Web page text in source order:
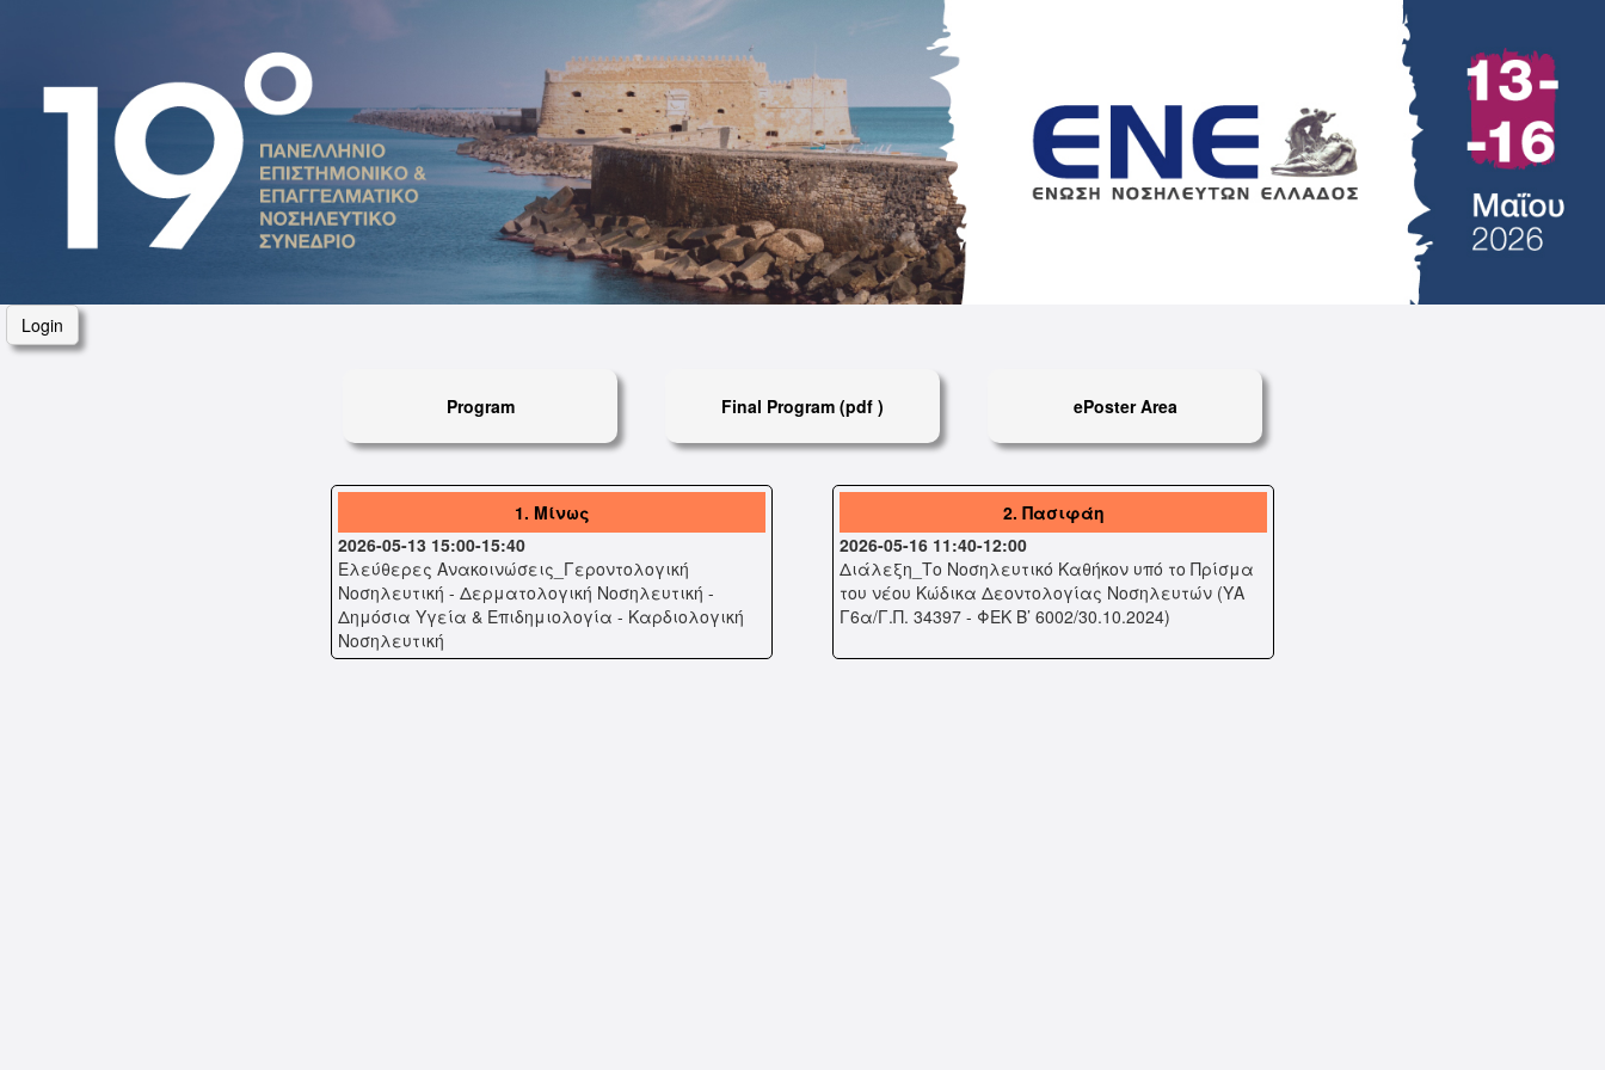
Login
Program Final Program (pdf ) ePoster Area
1. Μίνως
2026-05-13 15:00-15:40
Eλεύθερες Ανακοινώσεις_Γεροντολογική
Νοσηλευτική - Δερματολογική Νοσηλευτική -
Δημόσια Υγεία & Επιδημιολογία - Καρδιολογική
Νοσηλευτική
2. Πασιφάη
2026-05-16 11:40-12:00
Διάλεξη_Το Νοσηλευτικό Καθήκον υπό το Πρίσμα
του νέου Κώδικα Δεοντολογίας Νοσηλευτών (ΥΑ
Γ6α/Γ.Π. 34397 - ΦΕΚ Β’ 6002/30.10.2024)